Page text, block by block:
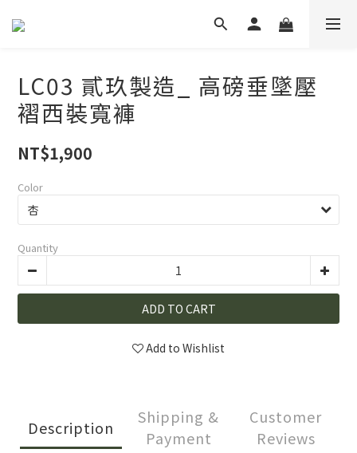
LC03 貳玖製造_ 高磅垂墜壓
褶西裝寬褲
NT$1,900
Color
Quantity
ADD TO CART
Add to Wishlist
Description
Shipping &
Payment
Customer
Reviews